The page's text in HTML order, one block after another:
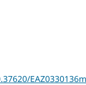
EAZ0330136m